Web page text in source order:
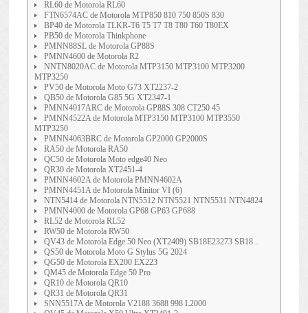
RL60 de Motorola RL60
FTN6574AC de Motorola MTP850 810 750 850S 830
BP40 de Motorola TLKR-T6 T5 T7 T8 T80 T60 T80EX
PB50 de Motorola Thinkphone
PMNN88SL de Motorola GP88S
PMNN4600 de Motorola R2
NNTN8020AC de Motorola MTP3150 MTP3100 MTP3200
MTP3250
PV50 de Motorola Moto G73 XT2237-2
QB50 de Motorola G85 5G XT2347-1
PMNN4017ARC de Motorola GP88S 308 CT250 45
PMNN4522A de Motorola MTP3150 MTP3100 MTP3550
MTP3250
PMNN4063BRC de Motorola GP2000 GP2000S
RA50 de Motorola RA50
QC50 de Motorola Moto edge40 Neo
QR30 de Motorola XT2451-4
PMNN4602A de Motorola PMNN4602A
PMNN4451A de Motorola Minitor VI (6)
NTN5414 de Motorola NTN5512 NTN5521 NTN5531 NTN4824
PMNN4000 de Motorola GP68 GP63 GP688
RL52 de Motorola RL52
RW50 de Motorola RW50
QV43 de Motorola Edge 50 Neo (XT2409) SB18E23273 SB18...
QS50 de Motorola Moto G Stylus 5G 2024
QG50 de Motorola EX200 EX223
QM45 de Motorola Edge 50 Pro
QR10 de Motorola QR10
QR31 de Motorola QR31
SNN5517A de Motorola V2188 3688 998 L2000